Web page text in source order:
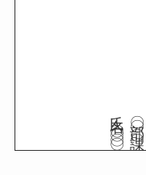
〇〇部〇〇課
氏名〇〇〇〇